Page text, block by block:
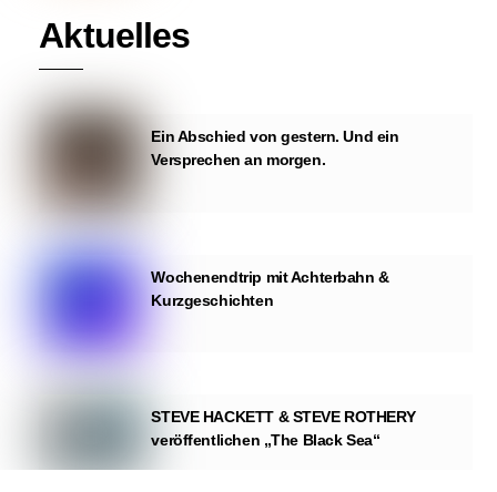
Aktuelles
Ein Abschied von gestern. Und ein
Versprechen an morgen.
Wochenendtrip mit Achterbahn &
Kurzgeschichten
STEVE HACKETT & STEVE ROTHERY
veröffentlichen „The Black Sea“